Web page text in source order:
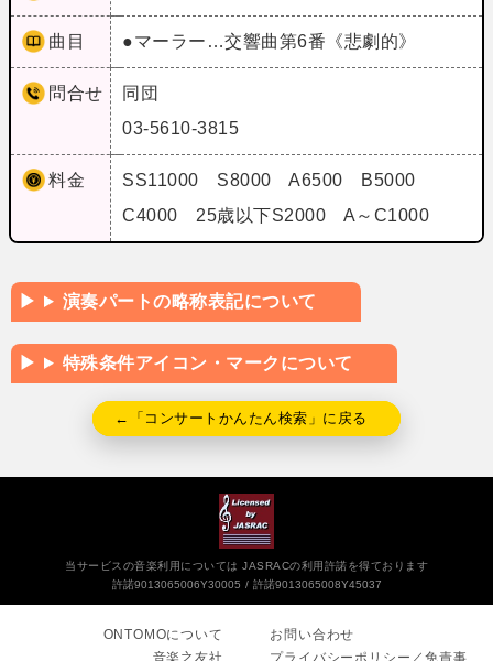
曲目 ●マーラー…交響曲第6番《悲劇的》
問合せ
同団
03-5610-3815
料金
SS11000 S8000 A6500 B5000
C4000 25歳以下S2000 A～C1000
演奏パートの略称表記について
特殊条件アイコン・マークについて
←「コンサートかんたん検索」に戻る
当サービスの音楽利用については JASRACの利用許諾を得ております
許諾9013065006Y30005
許諾9013065008Y45037
ONTOMOについて
音楽之友社
お問い合わせ
プライバシーポリシー／免責事